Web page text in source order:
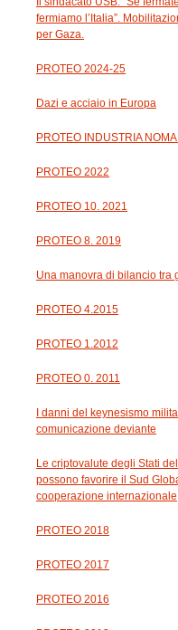
fermiamo l’Italia”.
per Gaza.
PROTEO 2024-25
Dazi e acciaio in Europa
PROTEO INDUSTRIA
PROTEO 2022
PROTEO 10. 2021
PROTEO 8. 2019
Una manovra di bilancio tra
PROTEO 4.2015
PROTEO 1.2012
PROTEO 0. 2011
I danni del keynesismo
comunicazione deviante
Le criptovalute degli Stati
possono favorire il Sud
cooperazione internazionale
PROTEO 2018
PROTEO 2017
PROTEO 2016